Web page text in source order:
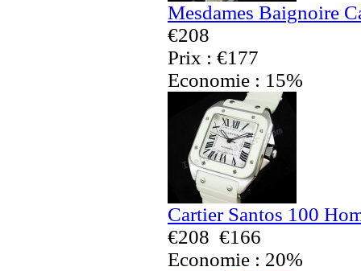
Mesdames Baignoire
€208
Prix : €177
Economie : 15%
Cartier Santos 100
€208 €166
Economie : 20%